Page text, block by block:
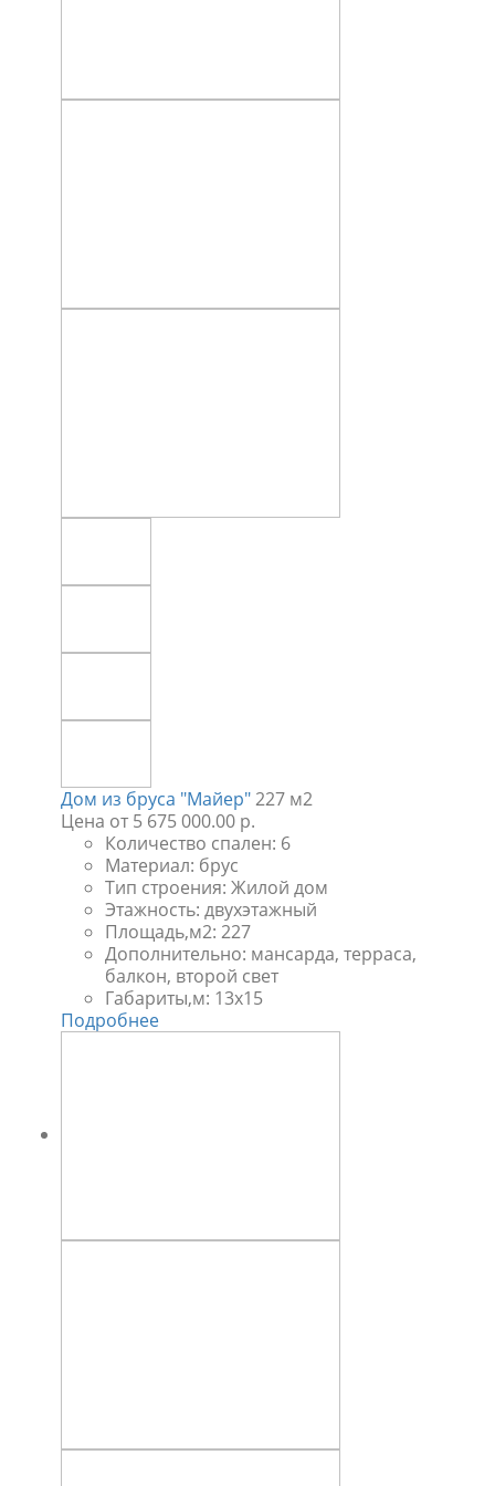
Дом из бруса "Майер"227 м2
Цена от 5 675 000.00 р.
Количество спален: 6
Материал: брус
Тип строения: Жилой дом
Этажность: двухэтажный
Площадь,м2: 227
Дополнительно: мансарда, терраса,
балкон, второй свет
Габариты,м: 13х15
Подробнее